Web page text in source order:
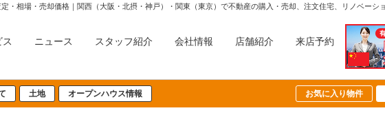
ニュース スタッフ紹介 会社情報 店舗紹介 来店予約
土地 オープンハウス情報 お気に入り物件